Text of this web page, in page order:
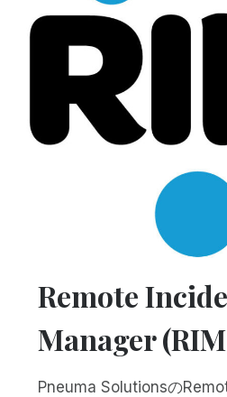
Remote
Manager
Pneuma Solutionsの